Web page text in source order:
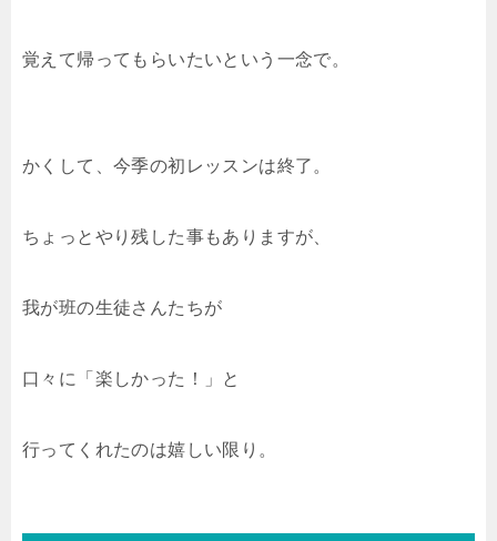
覚えて帰ってもらいたいという一念で。
かくして、今季の初レッスンは終了。
ちょっとやり残した事もありますが、
我が班の生徒さんたちが
口々に「楽しかった！」と
行ってくれたのは嬉しい限り。